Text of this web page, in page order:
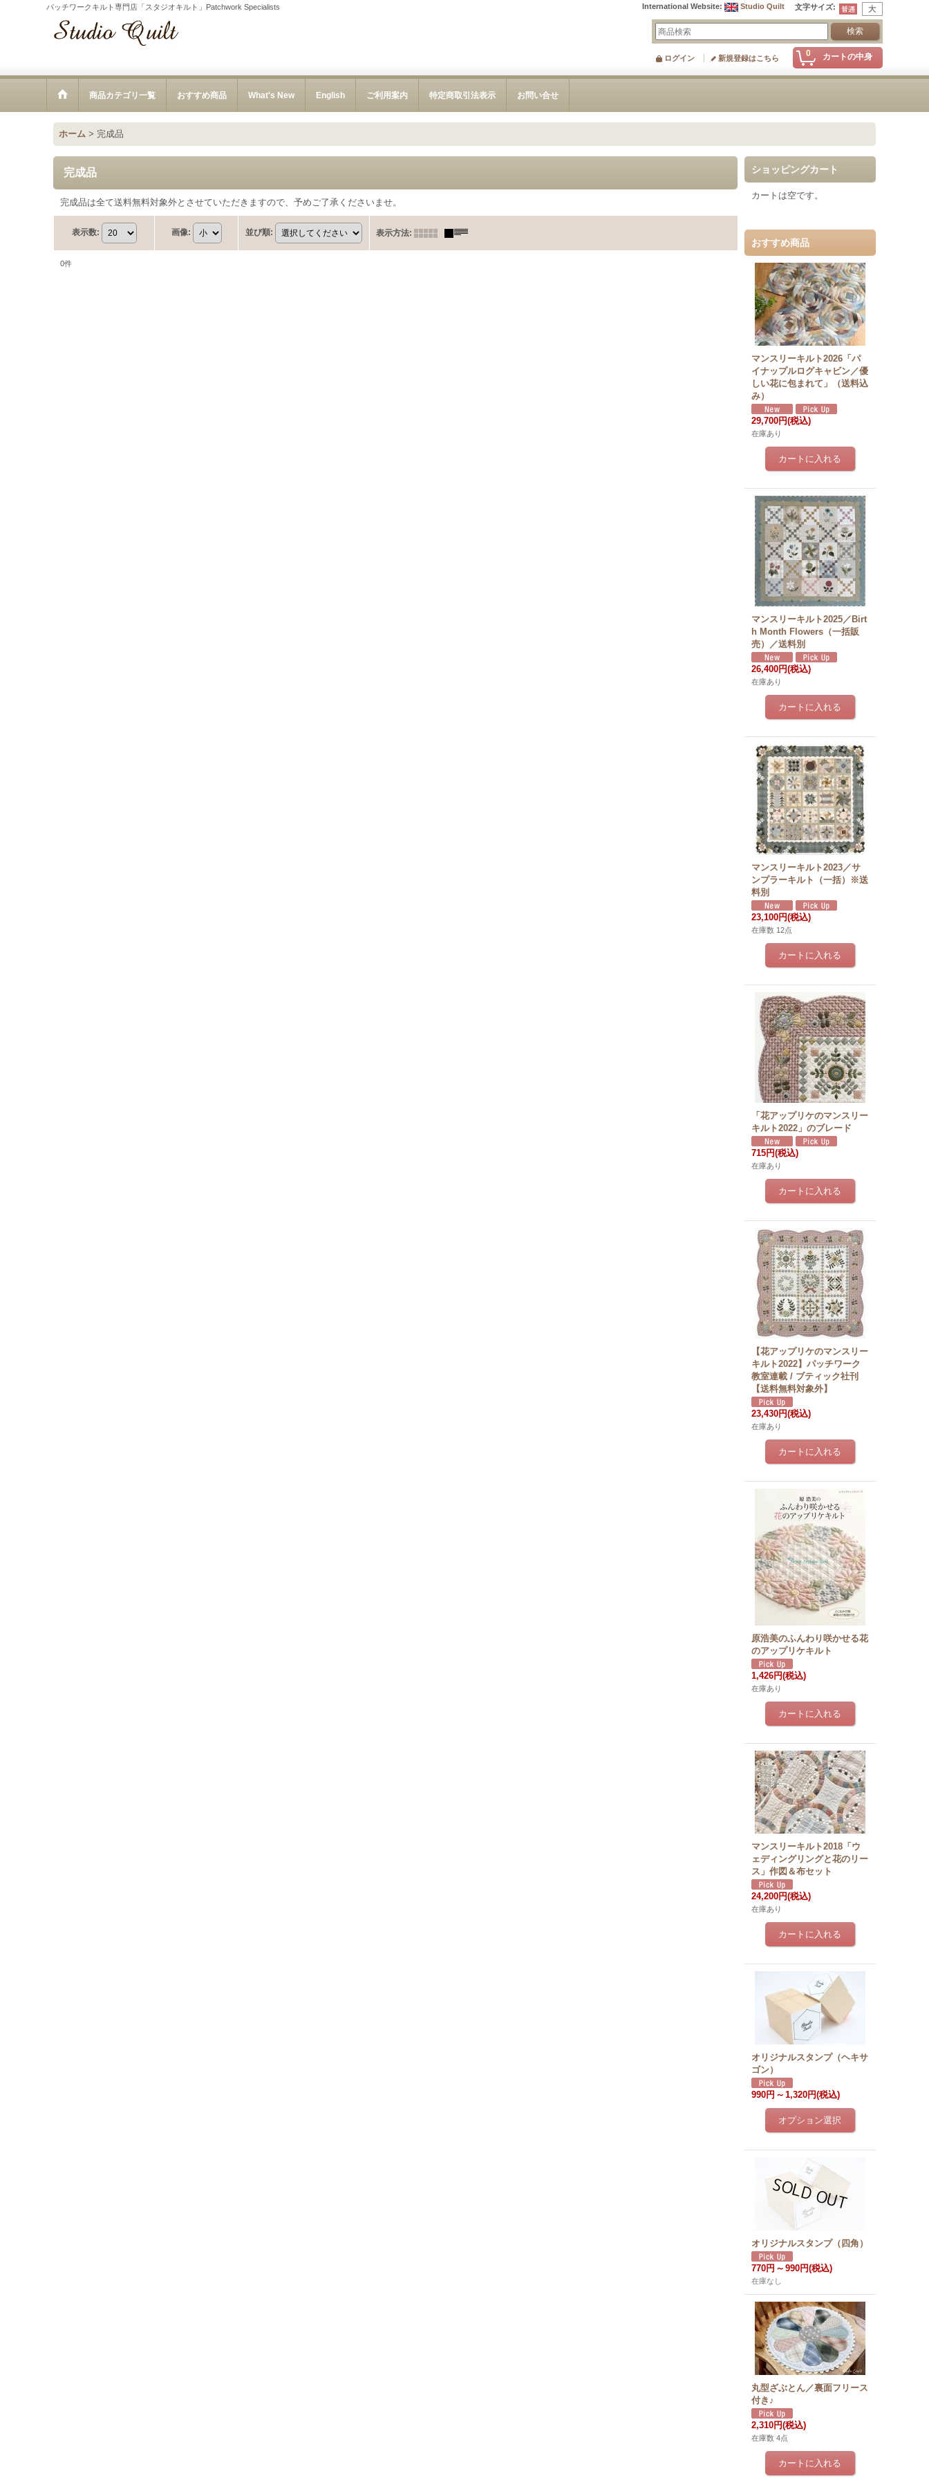
パッチワークキルト専門店「スタジオキルト」Patchwork Specialists 文字サイズ:
International Website: Studio Quilt
0 カートの中身
ログイン 新規登録はこちら
商品カテゴリ一覧 おすすめ商品 What's New English ご利用案内 特定商取引法表示 お問い合せ
ホーム > 完成品
ショッピングカート
カートは空です。
おすすめ商品
マンスリーキルト2026「パ
イナップルログキャビン／優
しい花に包まれて」（送料込
み）
29,700円(税込)
在庫あり
マンスリーキルト2025／Birt
h Month Flowers（一括販
売）／送料別
26,400円(税込)
在庫あり
マンスリーキルト2023／サ
ンプラーキルト（一括）※送
料別
23,100円(税込)
在庫数 12点
「花アップリケのマンスリー
キルト2022」のブレード
715円(税込)
在庫あり
【花アップリケのマンスリー
キルト2022】パッチワーク
教室連載 / ブティック社刊
【送料無料対象外】
23,430円(税込)
在庫あり
原浩美のふんわり咲かせる花
のアップリケキルト
1,426円(税込)
在庫あり
マンスリーキルト2018「ウ
ェディングリングと花のリー
ス」作図＆布セット
24,200円(税込)
在庫あり
オリジナルスタンプ（ヘキサ
ゴン）
990円 ～ 1,320円(税込)
オリジナルスタンプ（四角）
770円 ～ 990円(税込)
在庫なし
丸型ざぶとん／裏面フリース
付き♪
2,310円(税込)
在庫数 4点
完成品
完成品は全て送料無料対象外とさせていただきますので、予めご了承くださいませ。
表示数: 画像: 並び順: 表示方法:
0件